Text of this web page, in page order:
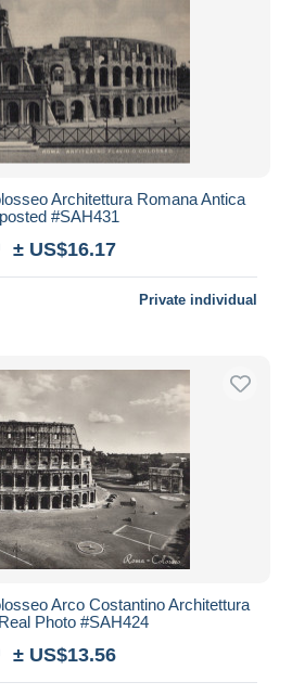
Architettura Romana Antica
#SAH431
± US$16.17
Private individual
Arco Costantino Architettura
Photo #SAH424
± US$13.56